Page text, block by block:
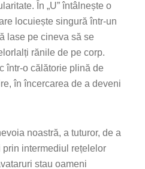
În „U” întâlnește o
locuiește singură într-un
lase pe cineva să se
rănile de pe corp.
într-o călătorie plină de
în încercarea de a deveni
noastră, a tuturor, de a
intermediul rețelelor
stau oameni